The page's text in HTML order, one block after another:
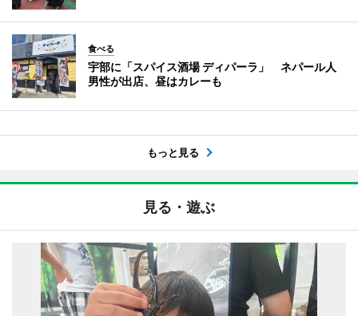
食べる
宇部に「スパイス酒場 ディパーラ」 ネパール人
男性が出店、昼はカレーも
もっと見る
見る・遊ぶ